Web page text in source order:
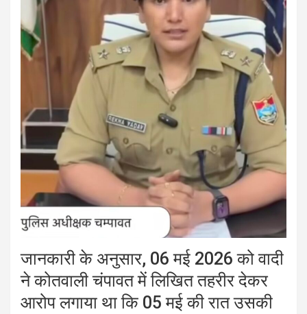
जानकारी के अनुसार, 06 मई 2026 को वादी
ने कोतवाली चंपावत में लिखित तहरीर देकर
आरोप लगाया था कि 05 मई की रात उसकी